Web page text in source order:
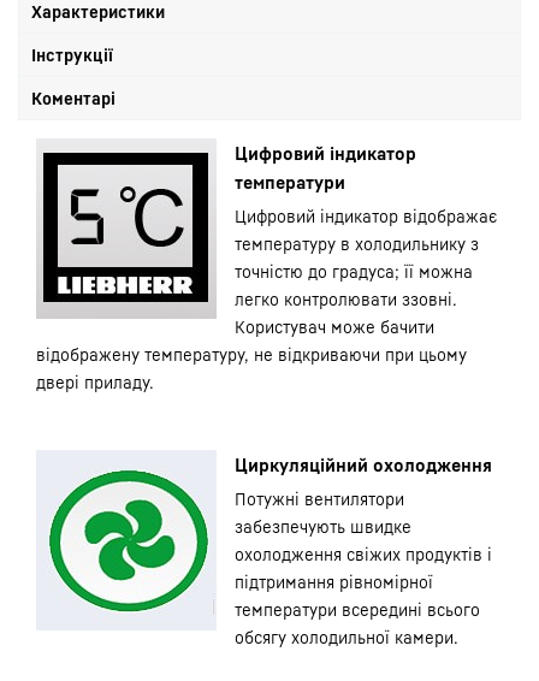
Характеристики
Інструкції
Коментарі
Цифровий індикатор
температури
Цифровий індикатор відображає
температуру в холодильнику з
точністю до градуса; її можна
легко контролювати ззовні.
Користувач може бачити
відображену температуру, не відкриваючи при цьому
двері приладу.
Циркуляційний охолодження
Потужні вентилятори
забезпечують швидке
охолодження свіжих продуктів і
підтримання рівномірної
температури всередині всього
обсягу холодильної камери.